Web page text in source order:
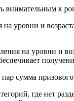
внимательным к
уровни и
на уровни и
сумма
где нет